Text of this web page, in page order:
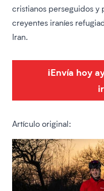
cristianos perseguidos y
creyentes iraníes
Iran.
¡Envía hoy
Artículo original: